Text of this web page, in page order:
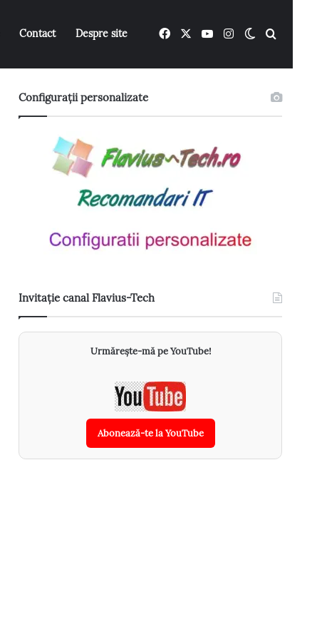
Contact Despre site FacebookYouTubeInstagramSwitch skin
Configurații personalizate
Invitație canal Flavius-Tech
Urmărește-mă pe YouTube!
Abonează-te la YouTube